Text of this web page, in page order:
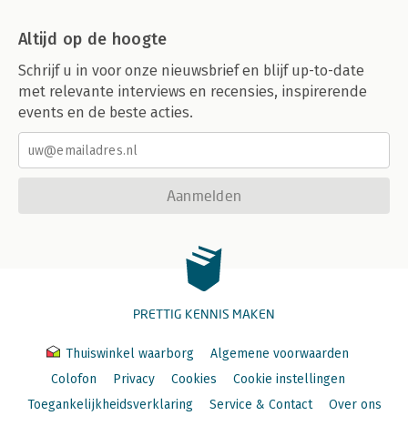
Altijd op de hoogte
Schrijf u in voor onze nieuwsbrief en blijf up-to-date
met relevante interviews en recensies, inspirerende
events en de beste acties.
Aanmelden
PRETTIG KENNIS MAKEN
Thuiswinkel waarborg
Algemene voorwaarden
Colofon
Privacy Cookies
Cookie instellingen
Toegankelijkheidsverklaring
Service & Contact Over ons